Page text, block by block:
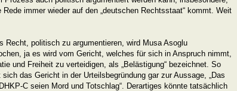
Rede immer wieder auf den „deutschen Rechtsstaat“ kommt. Weit
Recht, politisch zu argumentieren, wird Musa Asoglu
ja es wird vom Gericht, welches für sich in Anspruch nimmt,
und Freiheit zu verteidigen, als „Belästigung“ bezeichnet. So
sich das Gericht in der Urteilsbegründung gar zur Aussage, „Das
C seien Mord und Totschlag“. Derartiges könnte tatsächlich